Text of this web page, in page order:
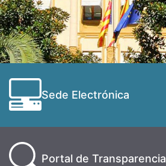
Sede Electrónica
Portal de Transparencia